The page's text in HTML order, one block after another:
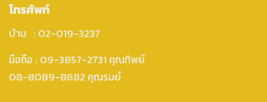
โทรศัพท์
บ้าน : 02-019-3237
มือถือ : 09-3857-2731 คุณทิพย์
08-8089-8682 คุณรมย์